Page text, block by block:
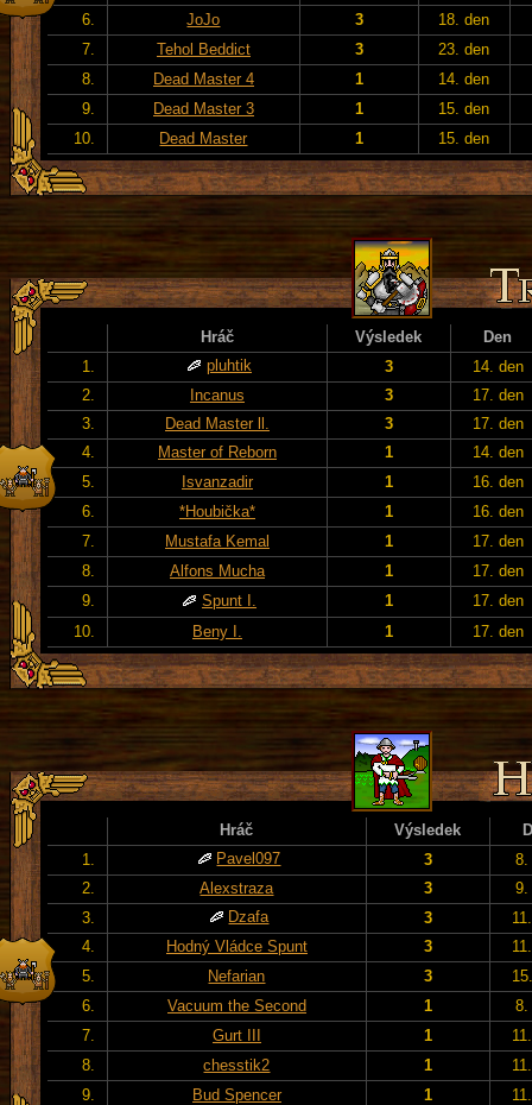
6.
JoJo 3
18. den
7.
Tehol Beddict 3
23. den
8.
Dead Master 4 1
14. den
9.
Dead Master 3 1
15. den
10.
Dead Master 1 15. den
Hráč Výsledek
Den
1.
pluhtik 3
14. den
2.
Incanus 3
17. den
3.
Dead Master ll. 3
17. den
4.
Master of Reborn 1
14. den
5.
Isvanzadir 1
16. den
6.
*Houbička* 1
16. den
7.
Mustafa Kemal 1
17. den
8.
Alfons Mucha 1
17. den
9.
Spunt I. 1
17. den
10.
Beny I. 1 17. den
Hráč Výsledek
1.
Pavel097 3
8.
2.
Alexstraza 3
9.
3.
Dzafa 3
4.
Hodný Vládce Spunt 3
5.
Nefarian 3
6.
Vacuum the Second 1
8.
7.
Gurt III 1
8.
chesstik2 1
9.
Bud Spencer 1